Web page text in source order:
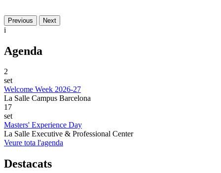
Previous Next
i
Agenda
2
set
Welcome Week 2026-27
La Salle Campus Barcelona
17
set
Masters' Experience Day
La Salle Executive & Professional Center
Veure tota l'agenda
Destacats